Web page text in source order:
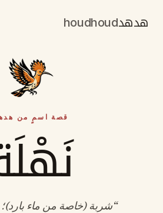
هدهدhoudhoud
قصة اسمٍ من
“شربة (خاصة من ماء